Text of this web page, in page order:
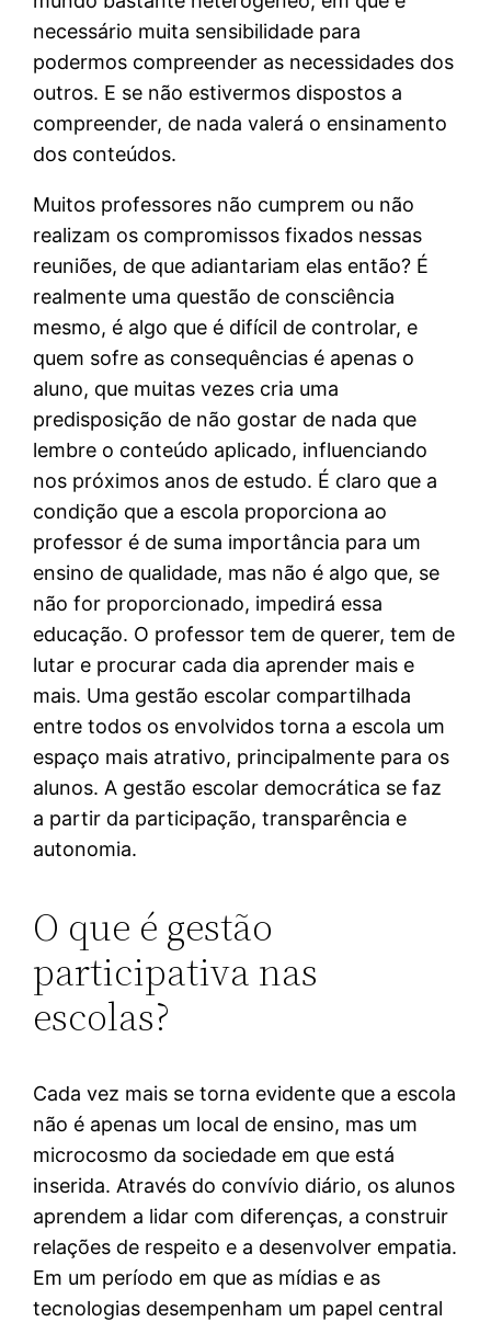
necessário muita sensibilidade para
podermos compreender as necessidades dos
outros. E se não estivermos dispostos a
compreender, de nada valerá o ensinamento
dos conteúdos.
Muitos professores não cumprem ou não
realizam os compromissos fixados nessas
reuniões, de que adiantariam elas então? É
realmente uma questão de consciência
mesmo, é algo que é difícil de controlar, e
quem sofre as consequências é apenas o
aluno, que muitas vezes cria uma
predisposição de não gostar de nada que
lembre o conteúdo aplicado, influenciando
nos próximos anos de estudo. É claro que a
condição que a escola proporciona ao
professor é de suma importância para um
ensino de qualidade, mas não é algo que, se
não for proporcionado, impedirá essa
educação. O professor tem de querer, tem de
lutar e procurar cada dia aprender mais e
mais. Uma gestão escolar compartilhada
entre todos os envolvidos torna a escola um
espaço mais atrativo, principalmente para os
alunos. A gestão escolar democrática se faz
a partir da participação, transparência e
autonomia.
O que é gestão
participativa nas
escolas?
Cada vez mais se torna evidente que a escola
não é apenas um local de ensino, mas um
microcosmo da sociedade em que está
inserida. Através do convívio diário, os alunos
aprendem a lidar com diferenças, a construir
relações de respeito e a desenvolver empatia.
Em um período em que as mídias e as
tecnologias desempenham um papel central